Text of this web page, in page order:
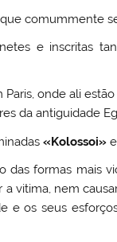
comummente
e inscritas
onde ali
da antiguidade
«Kolossoi»
das formas mais
vitima, nem
e os seus